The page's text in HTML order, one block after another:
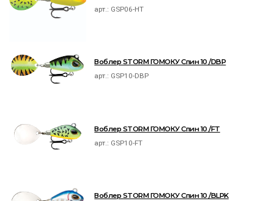
арт.: GSP06-HT
Воблер STORM ГОМОКУ Спин 10 /DBP
арт.: GSP10-DBP
Воблер STORM ГОМОКУ Спин 10 /FT
арт.: GSP10-FT
Воблер STORM ГОМОКУ Спин 10 /BLPK